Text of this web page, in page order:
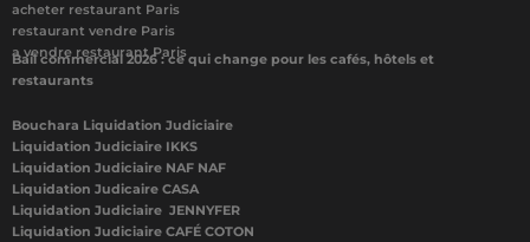
acheter restaurant Paris
restaurant vendre Paris
a vendre restaurant Paris
Bail commercial 2026 : ce qui change pour les cafés, hôtels et
restaurants
Bouchara Liquidation Judiciaire
Liquidation Judiciaire IKKS
Liquidation Judiciaire NAF NAF
Liquidation Judicaire CASA
Liquidation Judiciaire JENNYFER
Liquidation Judiciaire CAFÉ COTON